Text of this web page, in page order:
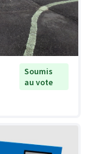
Soumis
au vote